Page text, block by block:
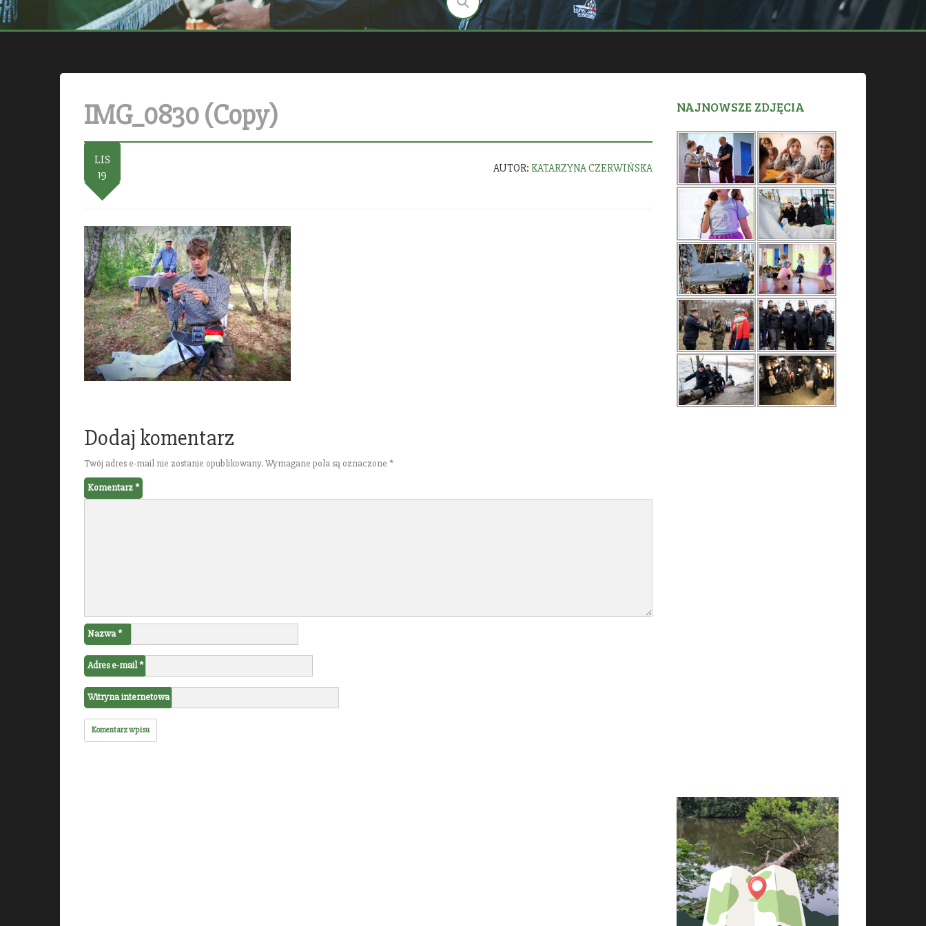
IMG_0830 (Copy)
LIS
19
AUTOR: KATARZYNA CZERWIŃSKA
Dodaj komentarz
Twój adres e-mail nie zostanie opublikowany.Wymagane pola są oznaczone *
Komentarz*
Nazwa*
Adres e-mail*
Witryna internetowa
NAJNOWSZE ZDJĘCIA